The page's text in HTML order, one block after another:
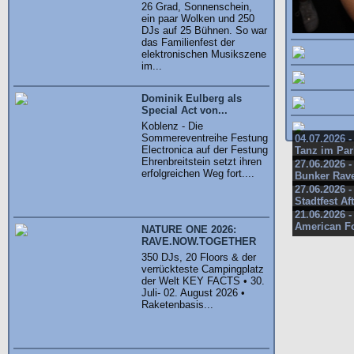
04.07.2026
Tanz im
27.06.2026
Bunker
27.06.2026
Stadtfest
21.06.2026
American
26 Grad, Sonnenschein,
ein paar Wolken und 250
DJs auf 25 Bühnen. So war
das Familienfest der
elektronischen Musikszene
im...
Dominik Eulberg als
Special Act von...
Koblenz - Die
Sommereventreihe Festung
Electronica auf der Festung
Ehrenbreitstein setzt ihren
erfolgreichen Weg fort....
NATURE ONE 2026:
RAVE.NOW.TOGETHER
350 DJs, 20 Floors & der
verrückteste Campingplatz
der Welt KEY FACTS • 30.
Juli- 02. August 2026 •
Raketenbasis...